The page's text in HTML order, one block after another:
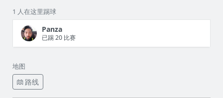
1 人在这里踢球
Panza
已踢 20 比赛
地图
路线